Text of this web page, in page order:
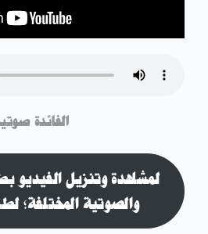
الفائدة
لمشاهدة وتنزيل الفيديو
والصوتية المختلفة؛